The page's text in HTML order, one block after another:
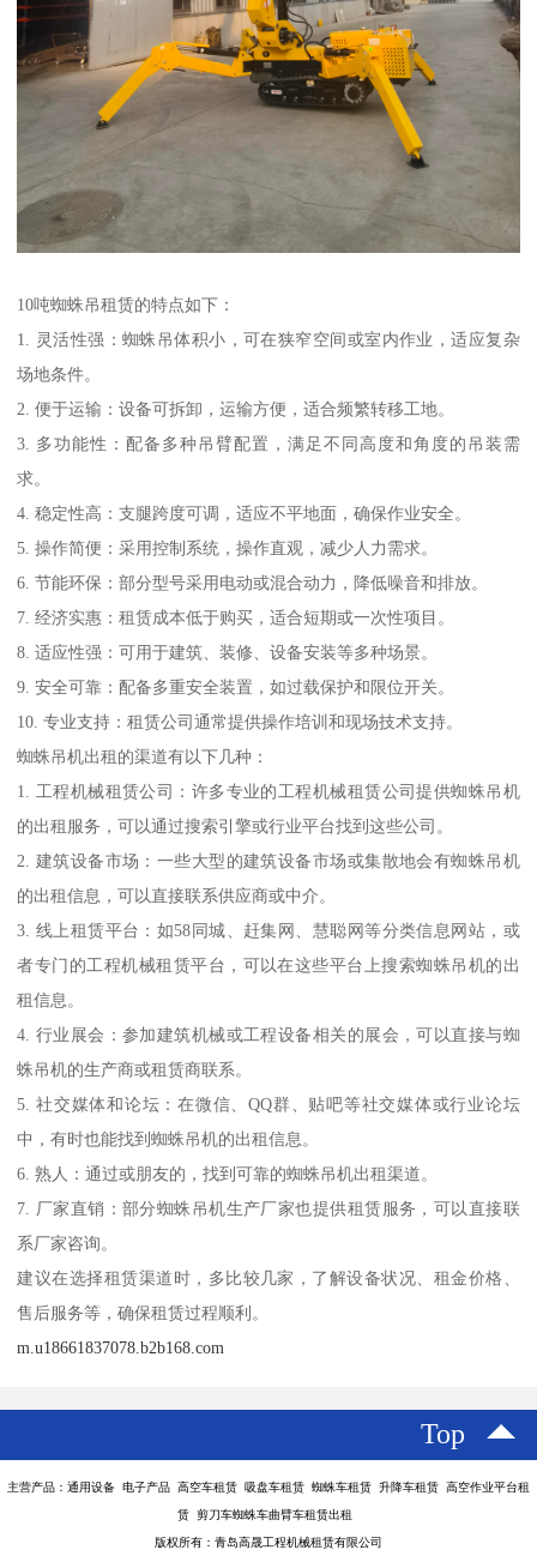
10吨蜘蛛吊租赁的特点如下：
1. 灵活性强：蜘蛛吊体积小，可在狭窄空间或室内作业，适应复杂
场地条件。
2. 便于运输：设备可拆卸，运输方便，适合频繁转移工地。
3. 多功能性：配备多种吊臂配置，满足不同高度和角度的吊装需
求。
4. 稳定性高：支腿跨度可调，适应不平地面，确保作业安全。
5. 操作简便：采用控制系统，操作直观，减少人力需求。
6. 节能环保：部分型号采用电动或混合动力，降低噪音和排放。
7. 经济实惠：租赁成本低于购买，适合短期或一次性项目。
8. 适应性强：可用于建筑、装修、设备安装等多种场景。
9. 安全可靠：配备多重安全装置，如过载保护和限位开关。
10. 专业支持：租赁公司通常提供操作培训和现场技术支持。
蜘蛛吊机出租的渠道有以下几种：
1. 工程机械租赁公司：许多专业的工程机械租赁公司提供蜘蛛吊机
的出租服务，可以通过搜索引擎或行业平台找到这些公司。
2. 建筑设备市场：一些大型的建筑设备市场或集散地会有蜘蛛吊机
的出租信息，可以直接联系供应商或中介。
3. 线上租赁平台：如58同城、赶集网、慧聪网等分类信息网站，或
者专门的工程机械租赁平台，可以在这些平台上搜索蜘蛛吊机的出
租信息。
4. 行业展会：参加建筑机械或工程设备相关的展会，可以直接与蜘
蛛吊机的生产商或租赁商联系。
5. 社交媒体和论坛：在微信、QQ群、贴吧等社交媒体或行业论坛
中，有时也能找到蜘蛛吊机的出租信息。
6. 熟人：通过或朋友的，找到可靠的蜘蛛吊机出租渠道。
7. 厂家直销：部分蜘蛛吊机生产厂家也提供租赁服务，可以直接联
系厂家咨询。
建议在选择租赁渠道时，多比较几家，了解设备状况、租金价格、
售后服务等，确保租赁过程顺利。
m.u18661837078.b2b168.com
Top
主营产品：通用设备 电子产品 高空车租赁 吸盘车租赁 蜘蛛车租赁 升降车租赁 高空作业平台租
赁 剪刀车蜘蛛车曲臂车租赁出租
版权所有：青岛高晟工程机械租赁有限公司